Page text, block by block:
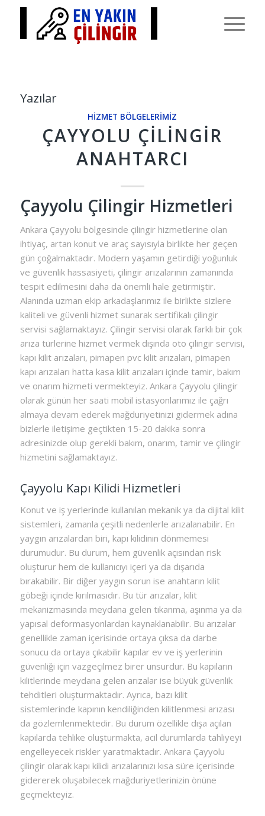
Yazılar
HIZMET BÖLGELERIMIZ
ÇAYYOLU ÇILINGIR
ANAHTARCI
Çayyolu Çilingir Hizmetleri
Ankara Çayyolu bölgesinde çilingir hizmetlerine olan
ihtiyaç, artan konut ve araç sayısıyla birlikte her geçen
gün çoğalmaktadır. Modern yaşamın getirdiği yoğunluk
ve güvenlik hassasiyeti, çilingir arızalarının zamanında
tespit edilmesini daha da önemli hale getirmiştir.
Alanında uzman ekip arkadaşlarımız ile birlikte sizlere
kaliteli ve güvenli hizmet sunarak sertifikalı çilingir
servisi sağlamaktayız. Çilingir servisi olarak farklı bir çok
arıza türlerine hizmet vermek dışında oto çilingir servisi,
kapı kilit arızaları, pimapen pvc kilit arızaları, pimapen
kapı arızaları hatta kasa kilit arızaları içinde tamir, bakım
ve onarım hizmeti vermekteyiz. Ankara Çayyolu çilingir
olarak günün her saati mobil istasyonlarımız ile çağrı
almaya devam ederek mağduriyetinizi gidermek adına
bizlerle iletişime geçtikten 15-20 dakika sonra
adresinizde olup gerekli bakım, onarım, tamir ve çilingir
hizmetini sağlamaktayız.
Çayyolu Kapı Kilidi Hizmetleri
Konut ve iş yerlerinde kullanılan mekanik ya da dijital kilit
sistemleri, zamanla çeşitli nedenlerle arızalanabilir. En
yaygın arızalardan biri, kapı kilidinin dönmemesi
durumudur. Bu durum, hem güvenlik açısından risk
oluşturur hem de kullanıcıyı içeri ya da dışarıda
bırakabilir. Bir diğer yaygın sorun ise anahtarın kilit
göbeği içinde kırılmasıdır. Bu tür arızalar, kilit
mekanizmasında meydana gelen tıkanma, aşınma ya da
yapısal deformasyonlardan kaynaklanabilir. Bu arızalar
genellikle zaman içerisinde ortaya çıksa da darbe
sonucu da ortaya çıkabilir kapılar ev ve iş yerlerinin
güvenliği için vazgeçilmez birer unsurdur. Bu kapıların
kilitlerinde meydana gelen arızalar ise büyük güvenlik
tehditleri oluşturmaktadır. Ayrıca, bazı kilit
sistemlerinde kapının kendiliğinden kilitlenmesi arızası
da gözlemlenmektedir. Bu durum özellikle dışa açılan
kapılarda tehlike oluşturmakta, acil durumlarda tahliyeyi
engelleyecek riskler yaratmaktadır. Ankara Çayyolu
çilingir olarak kapı kilidi arızalarınızı kısa süre içerisinde
gidererek oluşabilecek mağduriyetlerinizin önüne
geçmekteyiz.